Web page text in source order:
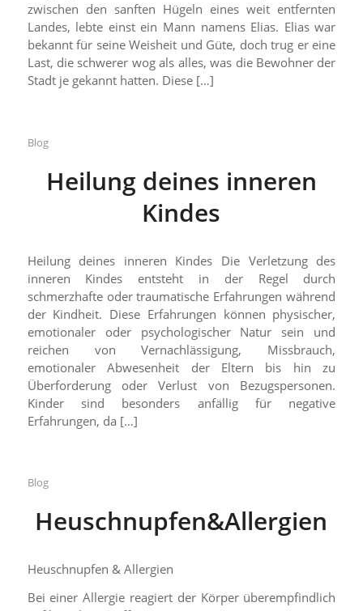
zwischen den sanften Hügeln eines weit entfernten
Landes, lebte einst ein Mann namens Elias. Elias war
bekannt für seine Weisheit und Güte, doch trug er eine
Last, die schwerer wog als alles, was die Bewohner der
Stadt je gekannt hatten. Diese […]
Blog
Heilung deines inneren
Kindes
Heilung deines inneren Kindes Die Verletzung des
inneren Kindes entsteht in der Regel durch
schmerzhafte oder traumatische Erfahrungen während
der Kindheit. Diese Erfahrungen können physischer,
emotionaler oder psychologischer Natur sein und
reichen von Vernachlässigung, Missbrauch,
emotionaler Abwesenheit der Eltern bis hin zu
Überforderung oder Verlust von Bezugspersonen.
Kinder sind besonders anfällig für negative
Erfahrungen, da […]
Blog
Heuschnupfen&Allergien
Heuschnupfen & Allergien
Bei einer Allergie reagiert der Körper überempfindlich